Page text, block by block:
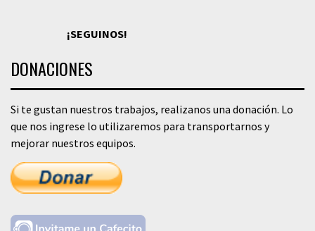
¡SEGUINOS!
DONACIONES
Si te gustan nuestros trabajos, realizanos una donación. Lo
que nos ingrese lo utilizaremos para transportarnos y
mejorar nuestros equipos.